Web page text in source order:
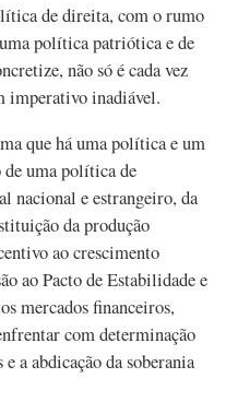
de direita, com o rumo
política patriótica e de
não só é cada vez
imperativo inadiável.
que há uma política e um
uma política de
nacional e estrangeiro, da
da produção
ao crescimento
ao Pacto de Estabilidade e
mercados financeiros,
com determinação
a abdicação da soberania